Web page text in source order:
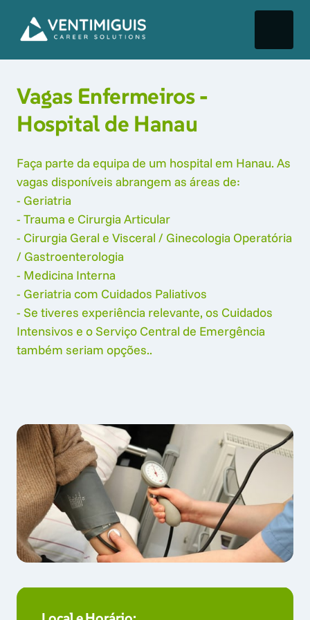
Vagas Enfermeiros -
Hospital de Hanau
Faça parte da equipa de um hospital em Hanau. As
vagas disponíveis abrangem as áreas de:
- Geriatria
- Trauma e Cirurgia Articular
- Cirurgia Geral e Visceral / Ginecologia Operatória
/ Gastroenterologia
- Medicina Interna
- Geriatria com Cuidados Paliativos
- Se tiveres experiência relevante, os Cuidados
Intensivos e o Serviço Central de Emergência
também seriam opções..